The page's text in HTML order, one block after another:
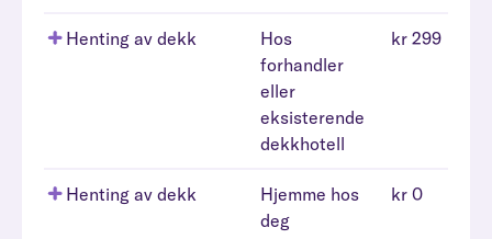
Henting av dekk
Hos
forhandler
eller
eksisterende
dekkhotell
kr 299
Henting av dekk
Hjemme hos
deg
kr 0